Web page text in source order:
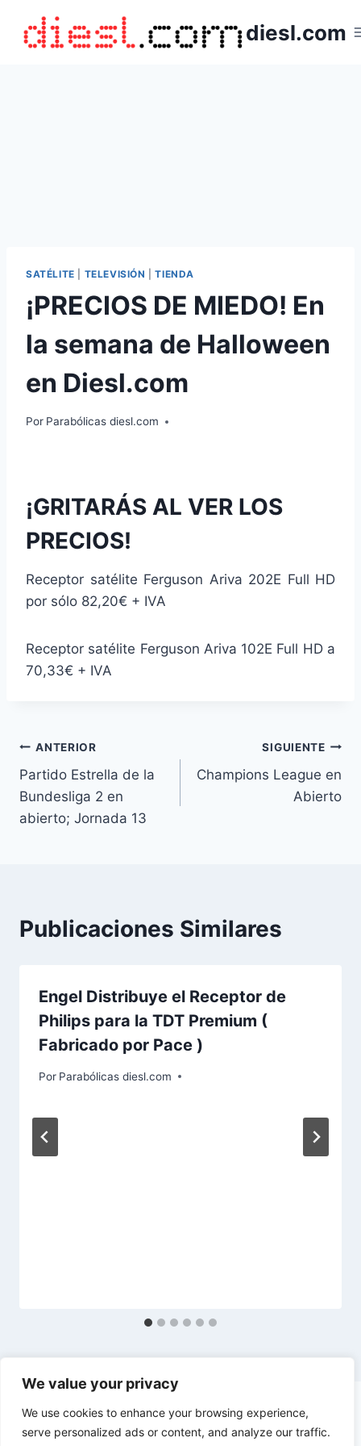
We value your privacy
We use cookies to enhance your browsing experience,
serve personalized ads or content, and analyze our traffic.
contenido
diesl.com
SATÉLITE TELEVISIÓN |TIENDA
¡PRECIOS DE MIEDO! En
la semana de Halloween
en Diesl.com
Por Parabólicas diesl.com
¡GRITARÁS AL VER LOS
PRECIOS!
Receptor satélite Ferguson Ariva 202E Full HD
por sólo 82,20€ + IVA
Receptor satélite Ferguson Ariva 102E Full HD a
70,33€ + IVA
Navegación
de
entradas
ANTERIOR
Partido Estrella de la
Bundesliga 2 en
abierto; Jornada 13
SIGUIENTE
Champions League en
Abierto
Publicaciones Similares
Engel Distribuye el Receptor de
Philips para la TDT Premium (
Fabricado por Pace )
Por Parabólicas diesl.com